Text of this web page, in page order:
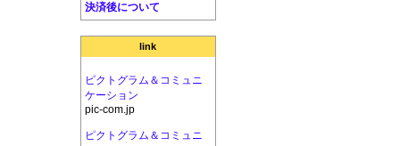
決済後について
link
ピクトグラム＆コミュニ
ケーション
pic-com.jp
ピクトグラム＆コミュニ